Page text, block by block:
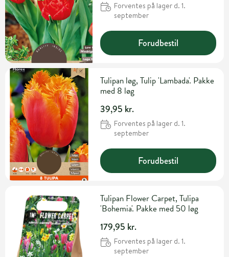
Forventes på lager d. 1.
september
Forudbestil
Tulipan løg, Tulip 'Lambada'. Pakke
med 8 løg
39,95 kr.
Forventes på lager d. 1.
september
Forudbestil
Tulipan Flower Carpet, Tulipa
'Bohemia'. Pakke med 50 løg
179,95 kr.
Forventes på lager d. 1.
september